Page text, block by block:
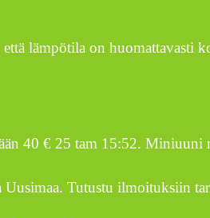
lämpötila on huomattavasti
40 € 25 tam 15:52.
Uusimaa. Tutustu ilmoituksiin